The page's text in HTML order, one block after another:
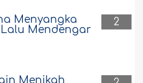
2
Menyangka
Mendengar
Menikah